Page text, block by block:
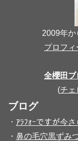
2009年
プロフィ
全櫻田ブ
(チェ
ブログ
・ ｱﾗﾌｫｰですが今
・ 鼻の毛穴黒ずみ